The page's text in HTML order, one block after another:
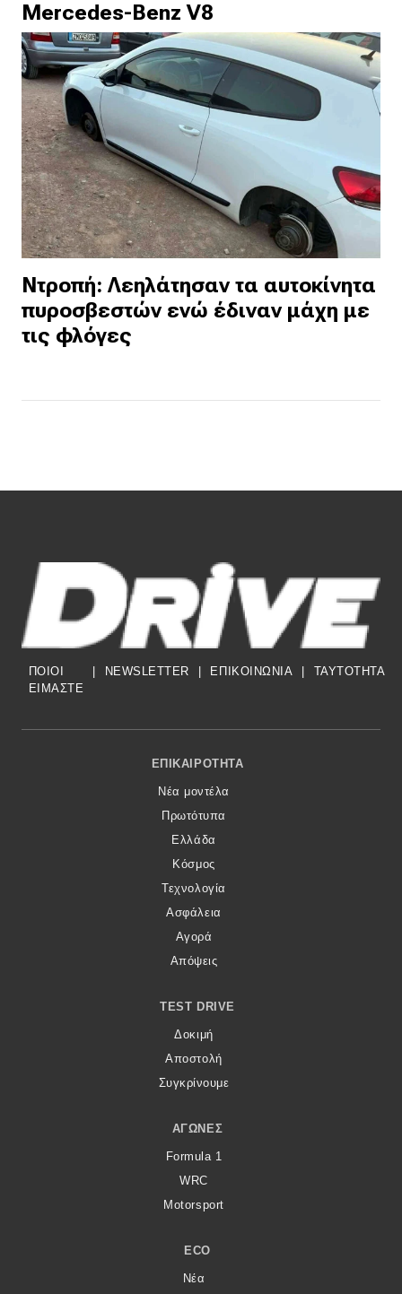
Mercedes-Benz V8
Ντροπή: Λεηλάτησαν τα αυτοκίνητα
πυροσβεστών ενώ έδιναν μάχη με
τις φλόγες
ΠΟΙΟΙ
ΕΙΜΑΣΤΕ
| NEWSLETTER | ΕΠΙΚΟΙΝΩΝΙΑ | TAYTOTHTA
Footer Menu
ΕΠΙΚΑΙΡΌΤΗΤΑ
Νέα μοντέλα
Πρωτότυπα
Ελλάδα
Κόσμος
Τεχνολογία
Ασφάλεια
Αγορά
Απόψεις
TEST DRIVE
Δοκιμή
Αποστολή
Συγκρίνουμε
ΑΓΏΝΕΣ
Formula 1
WRC
Motorsport
ECO
Νέα